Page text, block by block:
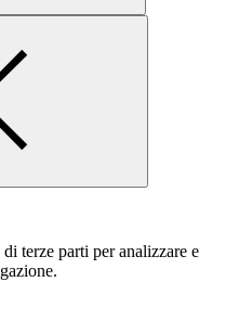
terze parti per analizzare e